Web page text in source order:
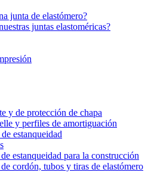
junta de elastómero?
juntas elastoméricas?
y de protección de chapa
y perfiles de amortiguación
estanqueidad
estanqueidad para la construcción
cordón, tubos y tiras de elastómero